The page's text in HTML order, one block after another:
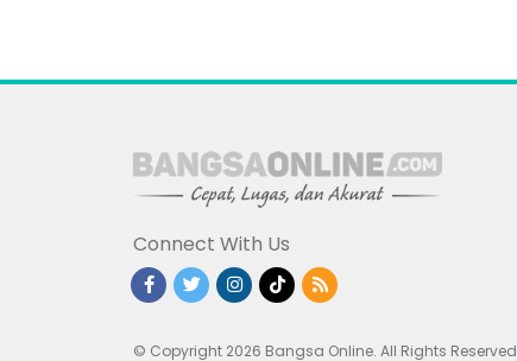
Connect With Us
© Copyright 2026 Bangsa Online. All Rights Reserved